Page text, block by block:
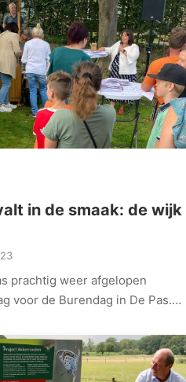
in de smaak: de wijk
prachtig weer afgelopen
voor de Burendag in De Pas.